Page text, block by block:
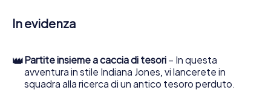
immergerete sempre più in profondità nell'emozionante
storia, presto scoprirete che il prezioso tesoro è a pochi
In evidenza
👑Partite insieme a caccia di tesori – In questa
avventura in stile Indiana Jones, vi lancerete in
squadra alla ricerca di un antico tesoro perduto.